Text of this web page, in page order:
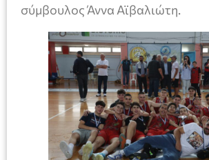
σύμβουλος Άννα Αϊβαλιώτη.